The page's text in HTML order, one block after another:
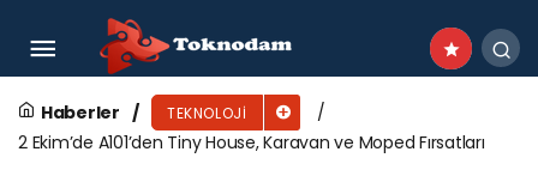
Haberler TEKNOLOJI
2 Ekim’de A101’den Tiny House, Karavan ve Moped Fırsatları
KOSKİ Geliştirdiği Yazılım ve Sistemleri
Tescilledi